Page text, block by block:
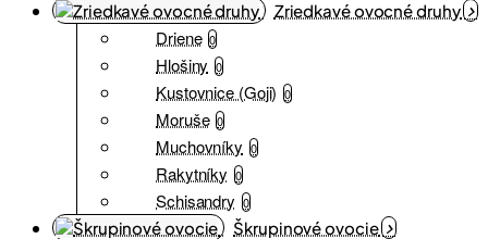
Zriedkavé ovocné druhy
Driene 0
Hlošiny 0
Kustovnice (Goji) 0
Moruše 0
Muchovníky 0
Rakytníky 0
Schisandry 0
Škrupinové ovocie